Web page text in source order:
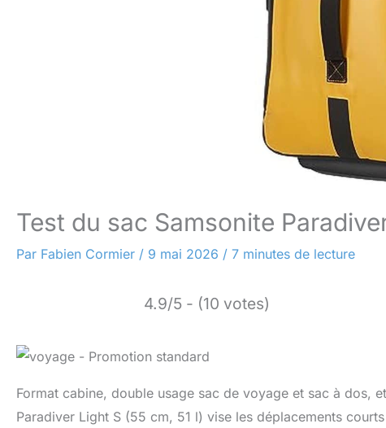
Test du sac Samsonite
Par Fabien Cormier / 9 mai 2026 / 7 minutes de lecture
4.9/5 - (10 votes)
Format cabine, double usage sac de voyage et sac à dos,
Paradiver Light S (55 cm, 51 l) vise les déplacements